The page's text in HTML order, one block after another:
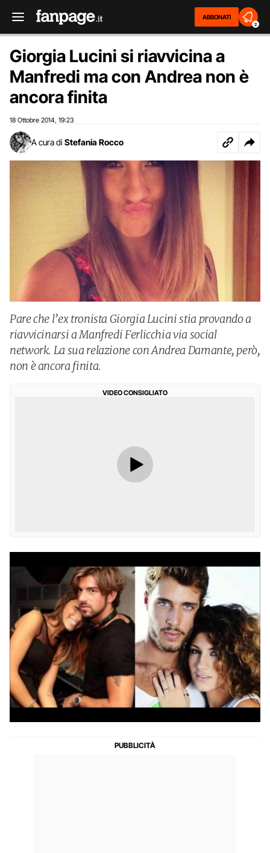
ABBONATI
2
Giorgia Lucini si riavvicina a
Manfredi ma con Andrea non è
ancora finita
18 Ottobre 2014 19:23
A cura di Stefania Rocco
Pare che l’ex tronista Giorgia Lucini stia provando a
riavvicinarsi a Manfredi Ferlicchia via social
network. La sua relazione con Andrea Damante, però,
non è ancora finita.
VIDEO CONSIGLIATO